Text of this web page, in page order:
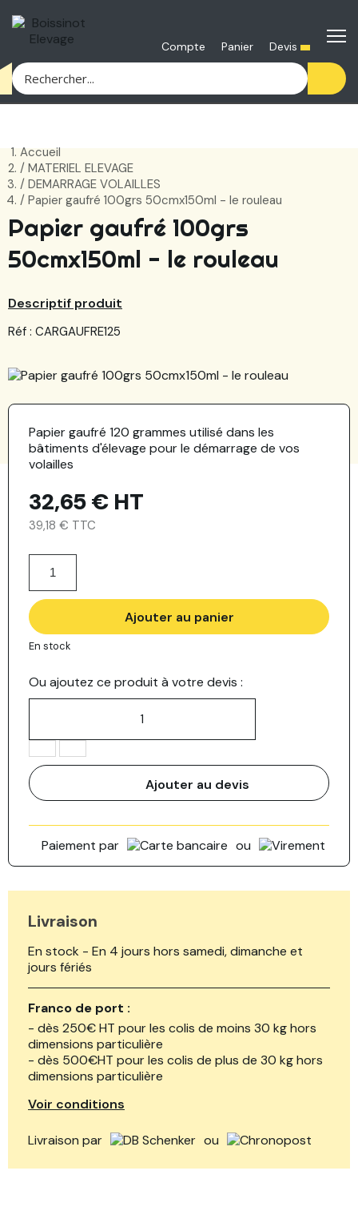
Compte Panier Devis
Accueil
MATERIEL ELEVAGE
DEMARRAGE VOLAILLES
Papier gaufré 100grs 50cmx150ml - le rouleau
Papier gaufré 100grs
50cmx150ml - le rouleau
Descriptif produit
Réf : CARGAUFRE125
Papier gaufré 120 grammes utilisé dans les
bâtiments d'élevage pour le démarrage de vos
volailles
32,65 € HT
39,18 € TTC
Ajouter au panier
En stock
Ou ajoutez ce produit à votre devis :
Ajouter au devis
Paiement par ou
Livraison
En stock - En 4 jours hors samedi, dimanche et
jours fériés
Franco de port :
- dès 250€ HT pour les colis de moins 30 kg hors
dimensions particulière
- dès 500€HT pour les colis de plus de 30 kg hors
dimensions particulière
Voir conditions
Livraison par ou